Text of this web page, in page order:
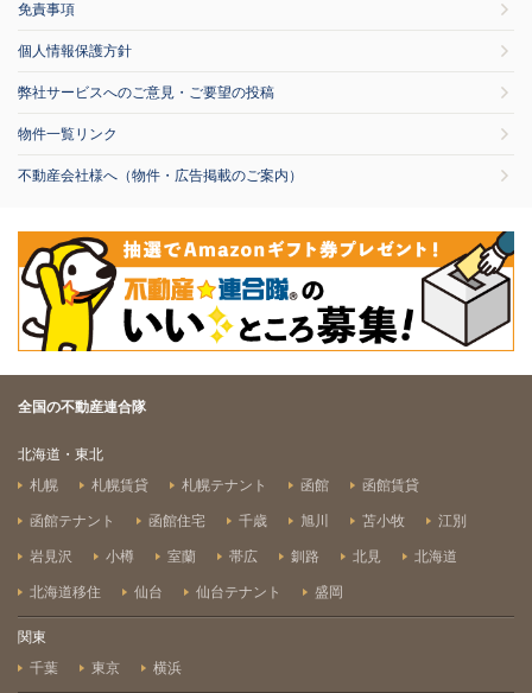
免責事項
個人情報保護方針
弊社サービスへのご意見・ご要望の投稿
物件一覧リンク
不動産会社様へ（物件・広告掲載のご案内）
全国の不動産連合隊
北海道・東北
札幌
札幌賃貸 札幌テナント 函館 函館賃貸
函館テナント 函館住宅 千歳 旭川 苫小牧 江別
岩見沢 小樽 室蘭 帯広 釧路 北見 北海道
北海道移住 仙台 仙台テナント 盛岡
関東
千葉
東京 横浜